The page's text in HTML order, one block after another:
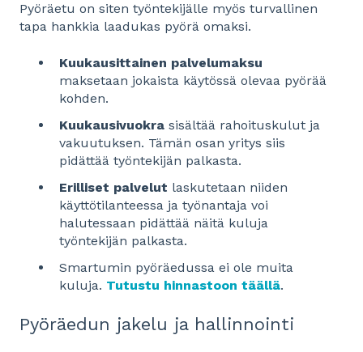
Pyöräetu on siten työntekijälle myös turvallinen
tapa hankkia laadukas pyörä omaksi.
Kuukausittainen palvelumaksu
maksetaan jokaista käytössä olevaa pyörää
kohden.
Kuukausivuokra sisältää rahoituskulut ja
vakuutuksen. Tämän osan yritys siis
pidättää työntekijän palkasta.
Erilliset palvelut laskutetaan niiden
käyttötilanteessa ja työnantaja voi
halutessaan pidättää näitä kuluja
työntekijän palkasta.
Smartumin pyöräedussa ei ole muita
kuluja. Tutustu hinnastoon täällä.
Pyöräedun jakelu ja hallinnointi